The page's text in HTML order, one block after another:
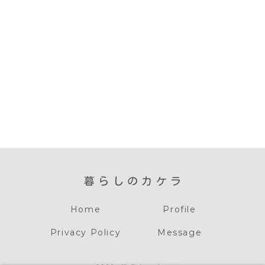
暮らしのカケラ
Home Profile
Privacy Policy Message